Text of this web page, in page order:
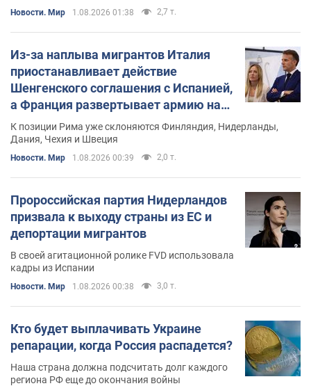
Новости. Мир 1.08.2026 01:38 2,7 т.
Из-за наплыва мигрантов Италия
приостанавливает действие
Шенгенского соглашения с Испанией,
а Франция развертывает армию на
границе
К позиции Рима уже склоняются Финляндия, Нидерланды,
Дания, Чехия и Швеция
Новости. Мир 1.08.2026 00:39 2,0 т.
Пророссийская партия Нидерландов
призвала к выходу страны из ЕС и
депортации мигрантов
В своей агитационной ролике FVD использовала
кадры из Испании
Новости. Мир 1.08.2026 00:38 3,0 т.
Кто будет выплачивать Украине
репарации, когда Россия распадется?
Наша страна должна подсчитать долг каждого
региона РФ еще до окончания войны